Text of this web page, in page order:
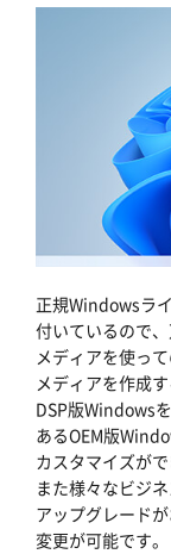
正規Windowsラ
付いているので
メディアを使っ
メディアを作成
DSP版Windows
あるOEM版
カスタマイズがで
また様々なビジ
アップグレード
変更が可能です。